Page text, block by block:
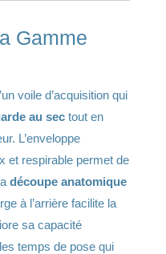
e
Gamme
voile d’acquisition qui
au sectout en
L’enveloppe
et respirable permet de
découpe anatomique
à l’arrière facilite la
sa capacité
temps de pose qui